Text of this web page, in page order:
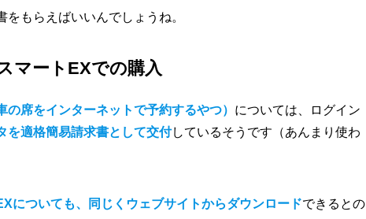
もらえばいいんでしょうね。
マートEXでの購入
席をインターネットで予約するやつ） については、ログイン
を適格簡易請求書として交付しているそうです（あんまり使わ
についても、同じくウェブサイトからダウンロードできるとの